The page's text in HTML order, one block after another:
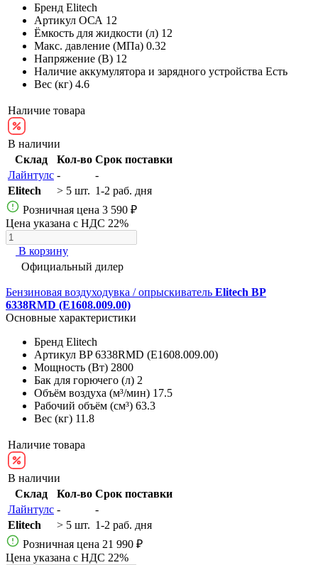
Бренд Elitech
Артикул ОСА 12
Ёмкость для жидкости (л) 12
Макс. давление (МПа) 0.32
Напряжение (В) 12
Наличие аккумулятора и зарядного устройства Есть
Вес (кг) 4.6
Наличие товара
В наличии
Склад
Кол-во Срок поставки
Лайнтулс -
-
Elitech
> 5 шт. 1-2 раб. дня
Розничная цена 3 590 ₽
Цена указана с НДС 22%
В корзину
Официальный дилер
Бензиновая воздуходувка / опрыскиватель Elitech BP
6338RMD (E1608.009.00)
Основные характеристики
Бренд Elitech
Артикул BP 6338RMD (E1608.009.00)
Мощность (Вт) 2800
Бак для горючего (л) 2
Объём воздуха (м³/мин) 17.5
Рабочий объём (см³) 63.3
Вес (кг) 11.8
Наличие товара
В наличии
Склад
Кол-во Срок поставки
Лайнтулс -
-
Elitech
> 5 шт. 1-2 раб. дня
Розничная цена 21 990 ₽
Цена указана с НДС 22%